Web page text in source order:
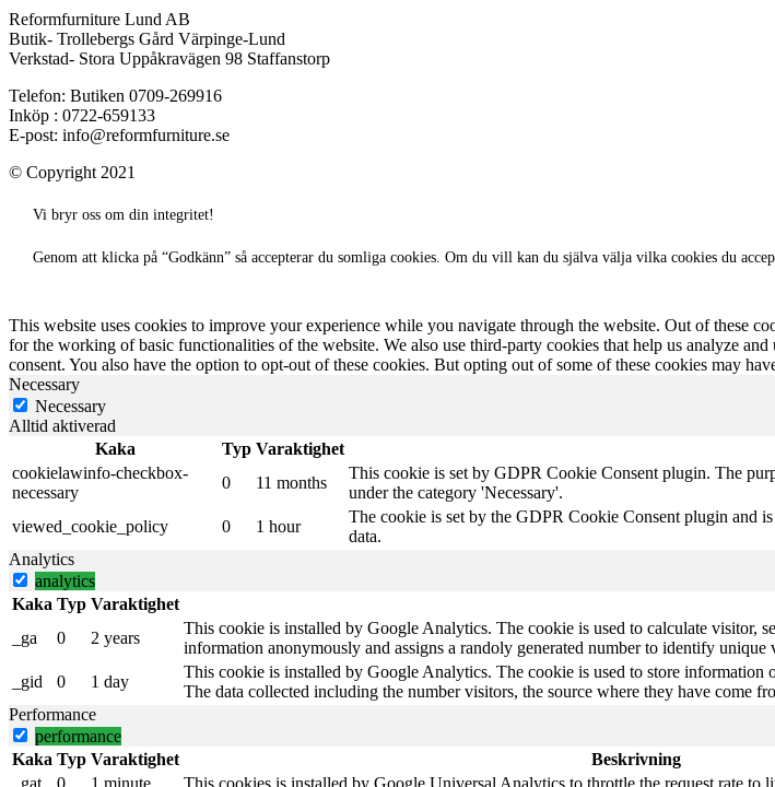
Reformfurniture Lund AB
Butik- Trollebergs Gård Värpinge-Lund
Verkstad- Stora Uppåkravägen 98 Staffanstorp
Telefon: Butiken 0709-269916
Inköp : 0722-659133
E-post: info@reformfurniture.se
© Copyright 2021
Vi bryr oss om din integritet!
Genom att klicka på “Godkänn” så accepterar du somliga cookies. Om du vill kan du själva välja vilka cookies du
This website uses cookies to improve your experience while you navigate through the website. Out of these
for the working of basic functionalities of the website. We also use third-party cookies that help us analyze
consent. You also have the option to opt-out of these cookies. But opting out of some of these cookies may
Necessary
Necessary
Alltid aktiverad
Kaka
Typ Varaktighet
cookielawinfo-checkbox-
necessary
0 11 months
This cookie is set by GDPR Cookie Consent plugin. The
under the category 'Necessary'.
viewed_cookie_policy
0 1 hour
The cookie is set by the GDPR Cookie Consent plugin and
data.
Analytics
analytics
Kaka Typ Varaktighet
_ga
0 2 years
This cookie is installed by Google Analytics. The cookie is used to calculate visitor,
information anonymously and assigns a randoly generated number to identify unique
_gid
0 1 day
This cookie is installed by Google Analytics. The cookie is used to store
The data collected including the number visitors, the source where they have come
Performance
performance
Kaka Typ Varaktighet
Beskrivning